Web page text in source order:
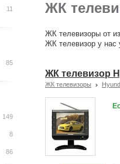
ЖК
ЖК телевизоры от
ЖК телевизор у нас
ЖК телевизор
ЖК телевизоры
11
85
149
8
86